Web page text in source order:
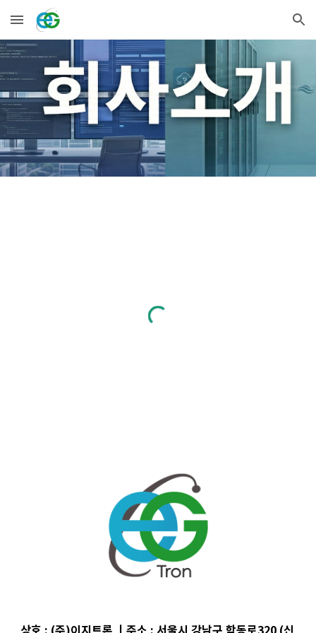
Skip to main content Skip to navigation
상호 : (주)이지트론 ㅣ주소 : 서울시강남구 학동로320 (신